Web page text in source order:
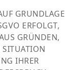
GRUNDLAGE
ERFOLGT,
GRÜNDEN,
SITUATION
IHRER